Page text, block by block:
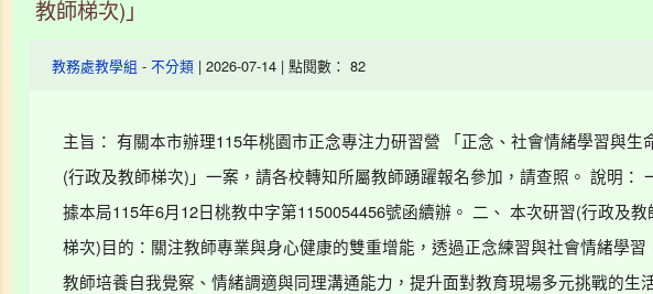
教師梯次)」
教務處教學組 - 不分類 | 2026-07-14 | 點閱數： 82
主旨： 有關本市辦理115年桃園市正念專注力研習營 「正念、社會情緒學習與生
(行政及教師梯次)」一案，請各校轉知所屬教師踴躍報名參加，請查照。 說明：
據本局115年6月12日桃教中字第1150054456號函續辦。 二、 本次研習(行政及教
梯次)目的：關注教師專業與身心健康的雙重增能，透過正念練習與社會情緒學習
教師培養自我覺察、情緒調適與同理溝通能力，提升面對教育現場多元挑戰的生